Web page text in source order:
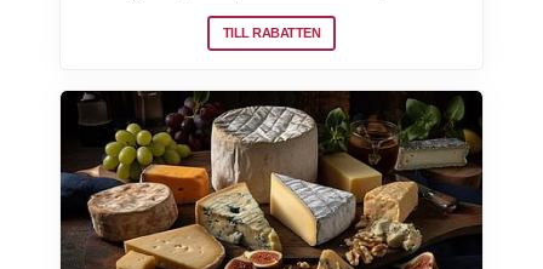
6,5mm. Älskade skatter från havet! Hos Efva
Attling hittar du örhängen i sterling silver
TILL RABATTEN